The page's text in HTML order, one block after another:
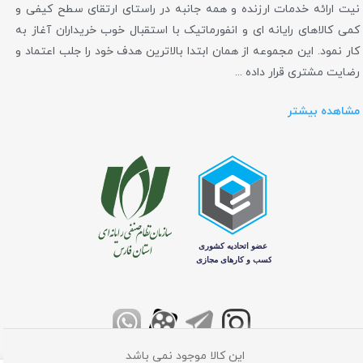
این کالا موجود نمی باشد
نیت ارائه خدمات ارزنده و همه جانبه در راستای ارتقای سطح کیفی و
کمی کالاهای رایانه ای و انفورماتیک با استقبال خوب خریداران آغاز به
کار نمود. این مجموعه از همان ابتدا بالاترین هدف خود را جلب اعتماد و
رضایت مشتری قرار داده ...
مشاهده بیشتر
تمامی حقوق برای فروشگاه اینترنتی کامپیوتر مرکزی محفوظ می باشد